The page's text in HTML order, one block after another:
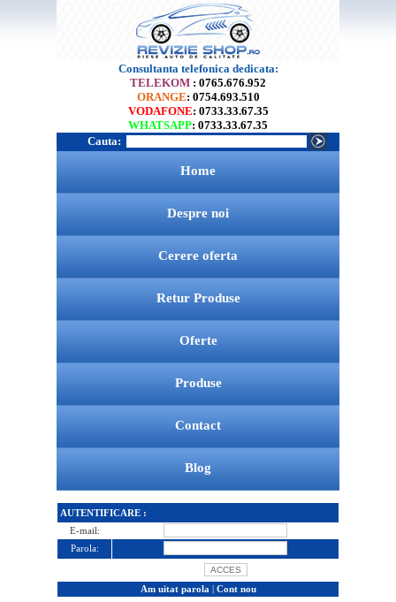
Consultanta telefonica dedicata:
TELEKOM : 0765.676.952
ORANGE: 0754.693.510
VODAFONE: 0733.33.67.35
WHATSAPP: 0733.33.67.35
Cauta:
Home
Despre noi
Cerere oferta
Retur Produse
Oferte
Produse
Contact
Blog
AUTENTIFICARE :
E-mail:
Parola:
Am uitat parola | Cont nou